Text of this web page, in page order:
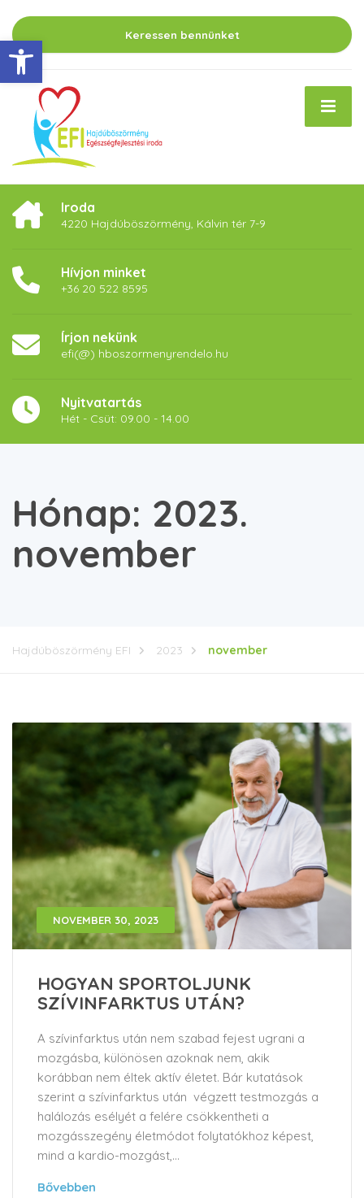
Eszköztár megnyitása
Keressen bennünket
Iroda
4220 Hajdúböszörmény, Kálvin tér 7-9
Hívjon minket
+36 20 522 8595
Írjon nekünk
efi(@) hboszormenyrendelo.hu
Nyitvatartás
Hét - Csüt: 09.00 - 14.00
Hónap: 2023.
november
Hajdúböszörmény EFI 2023 november
NOVEMBER 30, 2023
HOGYAN SPORTOLJUNK
SZÍVINFARKTUS UTÁN?
A szívinfarktus után nem szabad fejest ugrani a
mozgásba, különösen azoknak nem, akik
korábban nem éltek aktív életet. Bár kutatások
szerint a szívinfarktus után végzett testmozgás a
halálozás esélyét a felére csökkentheti a
mozgásszegény életmódot folytatókhoz képest,
mind a kardio-mozgást,...
Bővebben